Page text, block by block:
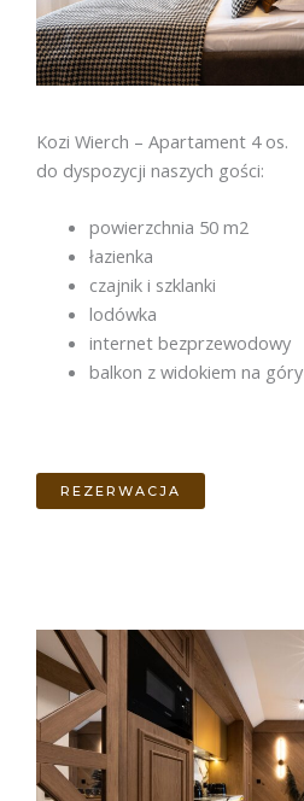
Kozi Wierch – Apartament 4 os.
do dyspozycji naszych gości:
powierzchnia 50 m2
łazienka
czajnik i szklanki
lodówka
internet bezprzewodowy
balkon z widokiem na góry
REZERWACJA